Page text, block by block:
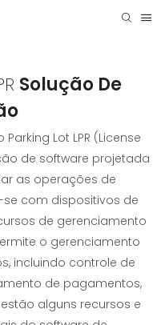
Solução De
Lot LPR (License
de software projetada
as operações de
com dispositivos de
de gerenciamento
o gerenciamento
incluindo controle de
de pagamentos,
alguns recursos e